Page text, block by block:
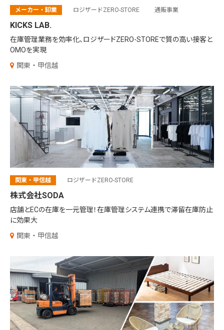
メーカー・卸業 ロジザードZERO-STORE 通販事業
KICKS LAB.
在庫管理業務を効率化、ロジザードZERO-STOREで質の高い接客と
OMOを実現
関東・甲信越
関東・甲信越 ロジザードZERO-STORE
株式会社SODA
店舗とECの在庫を一元管理！在庫管理システム連携で滞留在庫防止
に効果大
関東・甲信越